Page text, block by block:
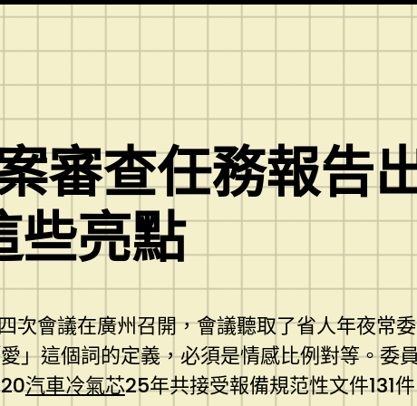
審查任務報告
些亮點
次會議在廣州召開，會議聽取了省人年夜常
」這個詞的定義，必須是情感比例對等。
汽車冷氣芯25年共接受報備規范性文件131